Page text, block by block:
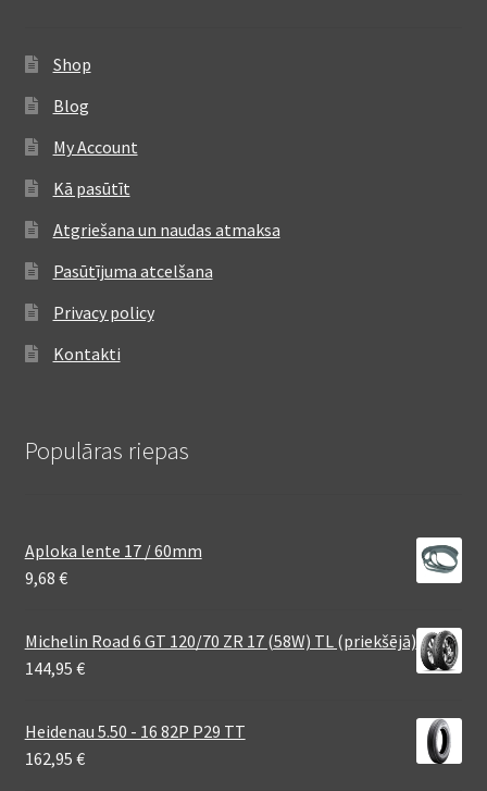
Shop
Blog
My Account
Kā pasūtīt
Atgriešana un naudas atmaksa
Pasūtījuma atcelšana
Privacy policy
Kontakti
Populāras riepas
Aploka lente 17 / 60mm
9,68 €
Michelin Road 6 GT 120/70 ZR 17 (58W) TL (priekšējā)
144,95 €
Heidenau 5.50 - 16 82P P29 TT
162,95 €